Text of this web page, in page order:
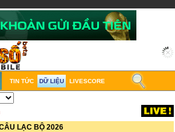
TIN TỨC DỮ LIỆU LIVESCORE
LẠC BỘ 2026